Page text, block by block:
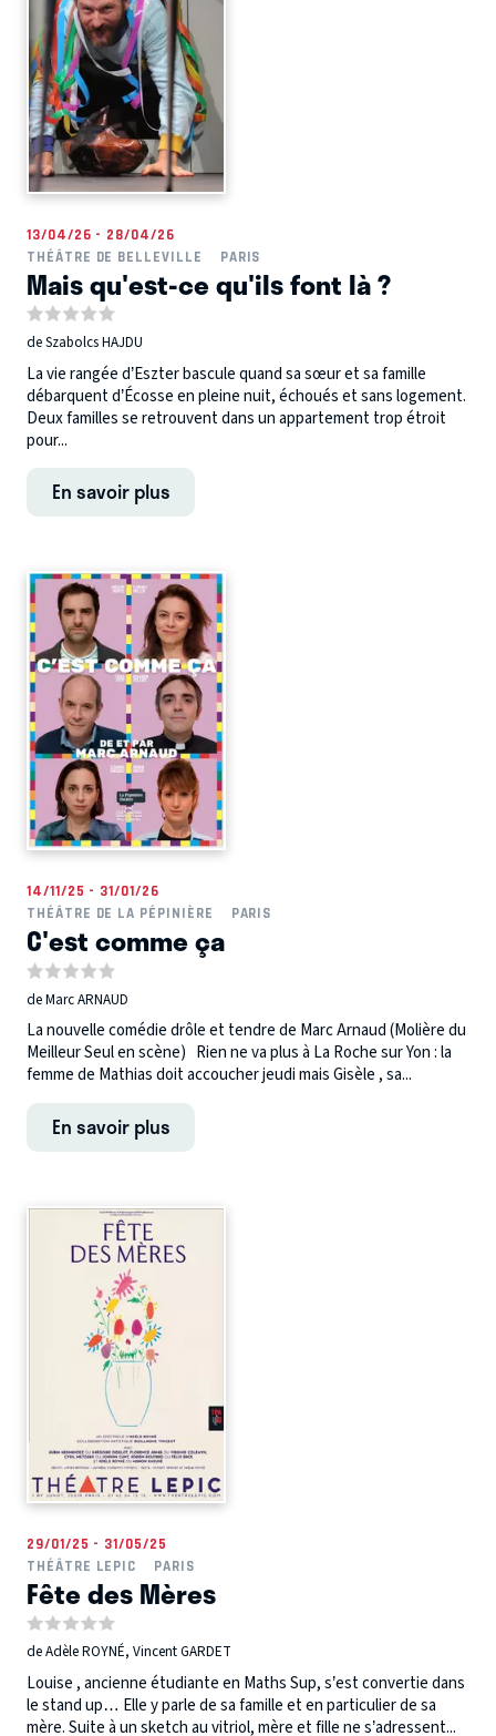
13/04/26 - 28/04/26
THÉÂTRE DE BELLEVILLE
PARIS
Mais qu'est-ce qu'ils font là ?
de Szabolcs HAJDU
La vie rangée d’Eszter bascule quand sa sœur et sa famille
débarquent d’Écosse en pleine nuit, échoués et sans logement.
Deux familles se retrouvent dans un appartement trop étroit
pour...
En savoir plus
14/11/25 - 31/01/26
THÉÂTRE DE LA PÉPINIÈRE
PARIS
C'est comme ça
de Marc ARNAUD
La nouvelle comédie drôle et tendre de Marc Arnaud (Molière du
Meilleur Seul en scène) Rien ne va plus à La Roche sur Yon : la
femme de Mathias doit accoucher jeudi mais Gisèle , sa...
En savoir plus
29/01/25 - 31/05/25
THÉÂTRE LEPIC
PARIS
Fête des Mères
de Adèle ROYNÉ, Vincent GARDET
Louise , ancienne étudiante en Maths Sup, s’est convertie dans
le stand up… Elle y parle de sa famille et en particulier de sa
mère. Suite à un sketch au vitriol, mère et fille ne s’adressent...